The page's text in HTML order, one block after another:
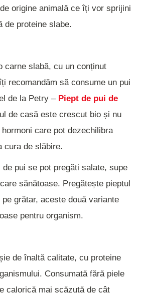
origine animală ce îți vor sprijini
de proteine slabe.
carne slabă, cu un conținut
recomandăm să consume un pui
de la Petry – Piept de pui de
de casă este crescut bio și nu
care pot dezechilibra
cura de slăbire.
de pui se pot pregăti salate, supe
sănătoase. Pregătește pieptul
grătar, aceste două variante
pentru organism.
de înaltă calitate, cu proteine
Consumată fără piele
calorică mai scăzută de cât